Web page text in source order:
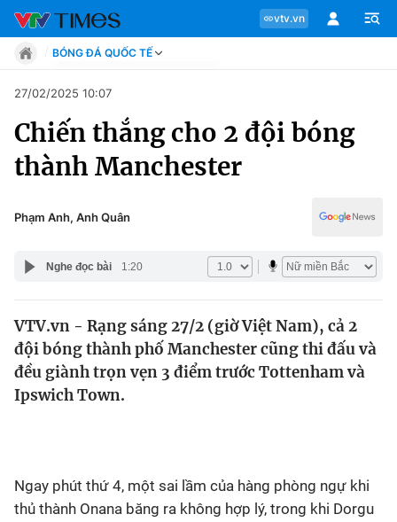
vtv.vn
Chuyên mục
Tin tức
Move
Chân dung
Sự kiện
Thể thao Điện tử
BÓNG ĐÁ QUỐC TẾ
Move
Phong cách
Sự kiện
Thể thao điện tử
Video
27/02/2025 10:07
Chiến thắng cho 2 đội bóng
thành Manchester
Phạm Anh, Anh Quân
Nghe đọc bài 1:20
VTV.vn - Rạng sáng 27/2 (giờ Việt Nam), cả 2
đội bóng thành phố Manchester cũng thi đấu và
đều giành trọn vẹn 3 điểm trước Tottenham và
Ipswich Town.
Ngay phút thứ 4, một sai lầm của hàng phòng ngự khi
thủ thành Onana băng ra không hợp lý, trong khi Dorgu